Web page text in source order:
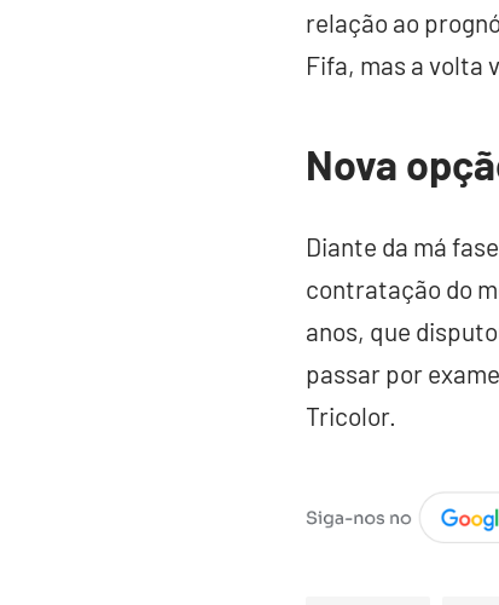
relação ao
Fifa, mas a volta
Nova
Diante da má
contratação do
anos, que
passar por
Tricolor.